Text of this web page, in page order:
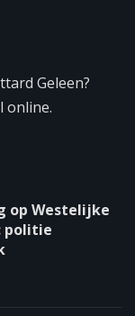
Geleen?
online.
op Westelijke
politie